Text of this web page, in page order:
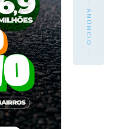
- ANÚNCIO -